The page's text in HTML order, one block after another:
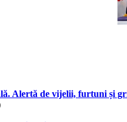
Alertă de vijelii, furtuni și